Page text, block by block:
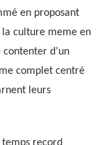
en proposant
culture meme en
d’un
complet centré
leurs
record